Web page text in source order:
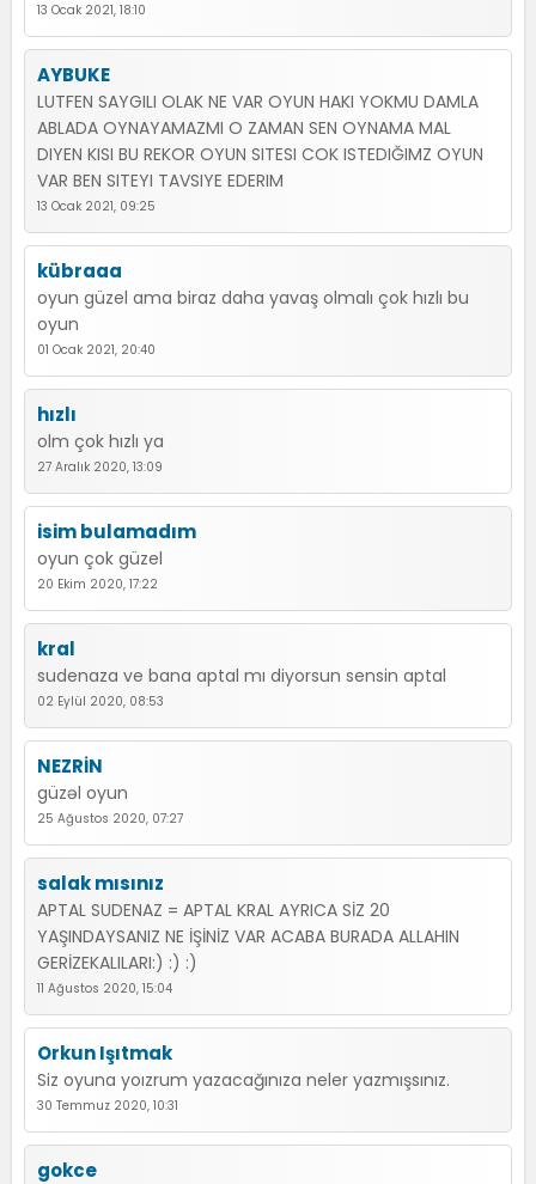
13 Ocak 2021, 18:10
AYBUKE
LUTFEN SAYGILI OLAK NE VAR OYUN HAKI YOKMU DAMLA
ABLADA OYNAYAMAZMI O ZAMAN SEN OYNAMA MAL
DIYEN KISI BU REKOR OYUN SITESI COK ISTEDIĞIMZ OYUN
VAR BEN SITEYI TAVSIYE EDERIM
13 Ocak 2021, 09:25
kübraaa
oyun güzel ama biraz daha yavaş olmalı çok hızlı bu
oyun
01 Ocak 2021, 20:40
hızlı
olm çok hızlı ya
27 Aralık 2020, 13:09
isim bulamadım
oyun çok güzel
20 Ekim 2020, 17:22
kral
sudenaza ve bana aptal mı diyorsun sensin aptal
02 Eylül 2020, 08:53
NEZRİN
güzəl oyun
25 Ağustos 2020, 07:27
salak mısınız
APTAL SUDENAZ = APTAL KRAL AYRICA SİZ 20
YAŞINDAYSANIZ NE İŞİNİZ VAR ACABA BURADA ALLAHIN
GERİZEKALILARI:) :) :)
11 Ağustos 2020, 15:04
Orkun Işıtmak
Siz oyuna yoızrum yazacağınıza neler yazmışsınız.
30 Temmuz 2020, 10:31
gokce